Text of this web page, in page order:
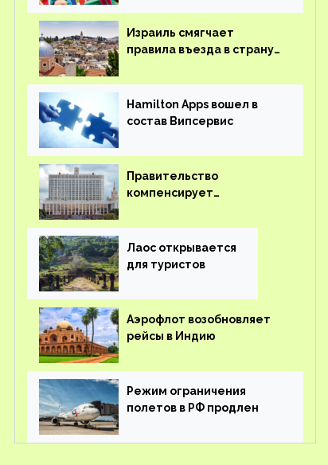
Израиль смягчает
правила въезда в страну
Hamilton Apps вошел в
состав Випсервис
Правительство
компенсирует
на вывоз россиян из-за
рубежа
Лаос открывается
для туристов
Аэрофлот возобновляет
рейсы в Индию
Режим ограничения
полетов в РФ продлен